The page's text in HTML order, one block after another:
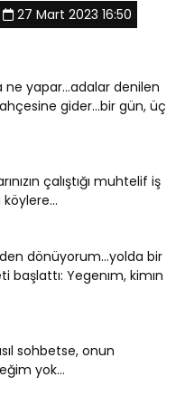
27 Mart 2023 16:50
ne yapar...adalar denilen
gider...bir gün, üç
çalıştığı muhtelif iş
köylere...
dönüyorum...yolda bir
Yegenım, kimın
sohbetse, onun
yok...